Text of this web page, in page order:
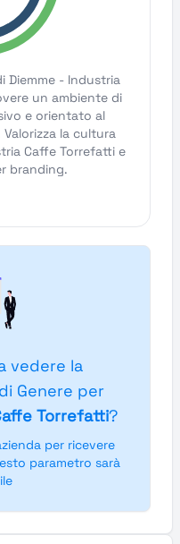
Diemme - Industria
un ambiente di
e orientato al
la cultura
Caffe Torrefatti e
branding.
vedere la
Genere per
Torrefatti?
per ricevere
parametro sarà